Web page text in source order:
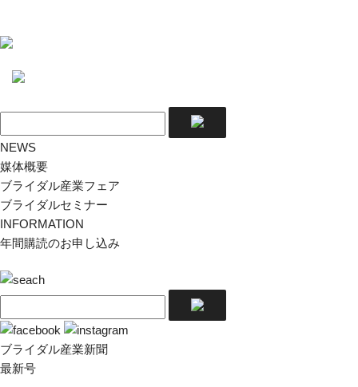
NEWS
媒体概要
ブライダル産業フェア
ブライダルセミナー
INFORMATION
年間購読のお申し込み
ブライダル産業新聞
最新号